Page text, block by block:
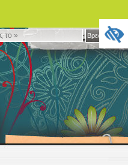
Βρες το »